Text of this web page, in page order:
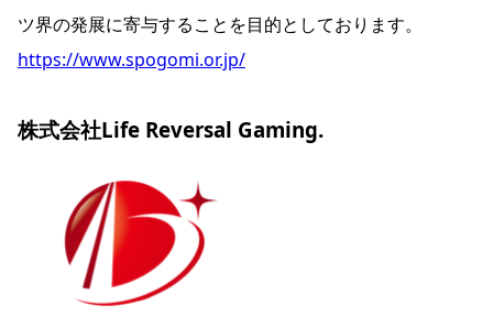
ツ界の発展に寄与することを目的としております。
https://www.spogomi.or.jp/
株式会社Life Reversal Gaming.